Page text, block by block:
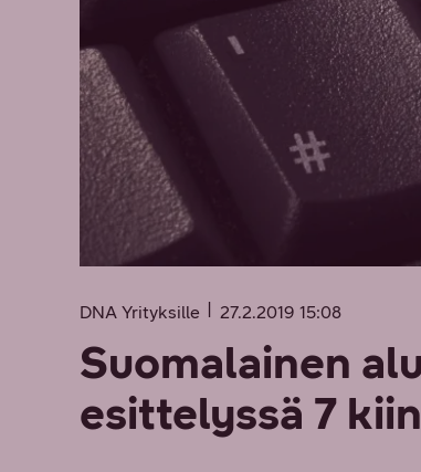
DNA Yrityksille 27.2.2019 15:08
Suomalainen
esittelyssä 7